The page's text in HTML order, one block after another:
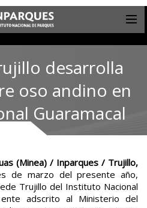
desarrolla
oso andino en
Guaramacal
(Minea) / Inparques / Trujillo,
de marzo del presente año,
Trujillo del Instituto Nacional
adscrito al Ministerio del